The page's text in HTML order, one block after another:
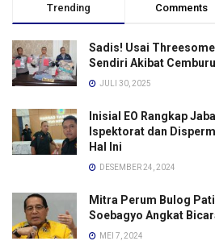
Trending Comments
Sadis! Usai
Sendiri Akibat Cemburu
JULI 30, 2025
Inisial EO Rangkap
Ispektorat dan
Hal Ini
DESEMBER 24, 2024
Mitra Perum Bulog
Soebagyo Angkat
MEI 7, 2024